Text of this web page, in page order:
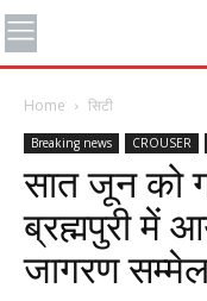
Home सिटी
Breaking news CROUSER
सात जून को
ब्रह्मपुरी में
जागरण